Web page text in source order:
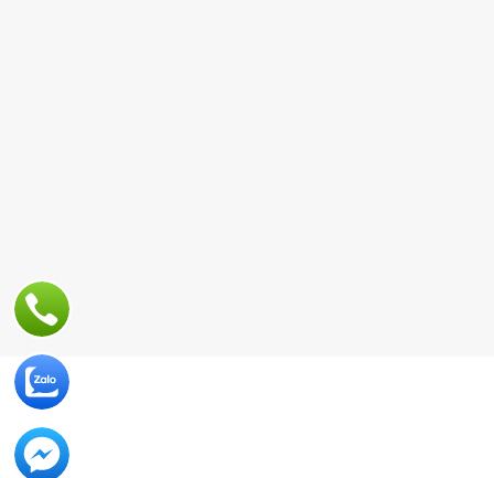
THIẾT KẾ VÀ XÂY DỰNG TRỌN GÓI